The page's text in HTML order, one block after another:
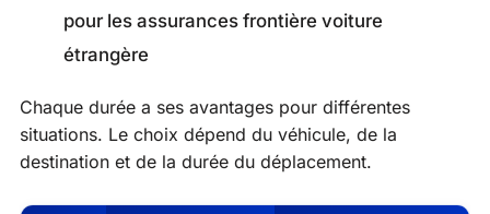
pour les assurances frontière voiture
étrangère
Chaque durée a ses avantages pour différentes
situations. Le choix dépend du véhicule, de la
destination et de la durée du déplacement.